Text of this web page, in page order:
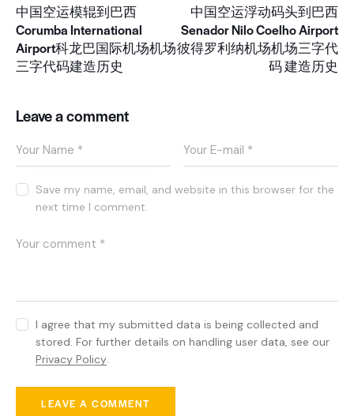
中国空运模辊到巴西
Corumba International
Airport科龙巴国际机场机场
三字代码建造历史
中国空运浮动码头到巴西
Senador Nilo Coelho Airport
彼得罗利纳机场机场三字代
码 建造历史
Leave a comment
Save my name, email, and website in this browser for the
next time I comment.
I agree that my submitted data is being collected and
stored. For further details on handling user data, see our
Privacy Policy